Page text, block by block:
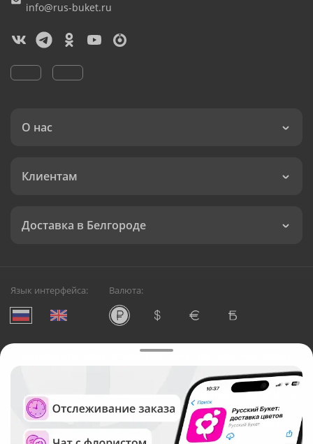
info@rus-buket.ru
О нас
Клиентам
Доставка в Белгороде
Язык интерфейса: Валюта:
Служба круглосуточной доставки цветов в Белгороде
Русский Букет, 2026
Общество с ограниченной ответственностью «Технология»
ОГРН: 1195476081745, ИНН: 5410081997
Юридический адрес: г. Новосибирск, ул. Ипподромская,
д.42, оф. 3